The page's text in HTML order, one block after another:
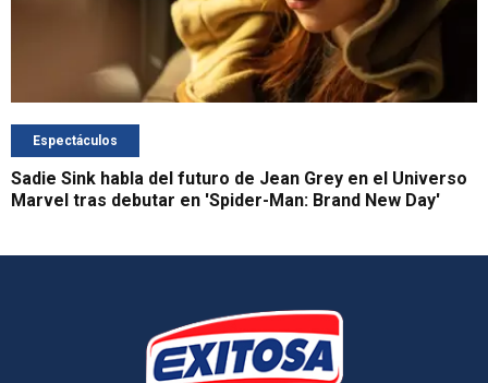
Espectáculos
Sadie Sink habla del futuro de Jean Grey en el Universo
Marvel tras debutar en 'Spider-Man: Brand New Day'